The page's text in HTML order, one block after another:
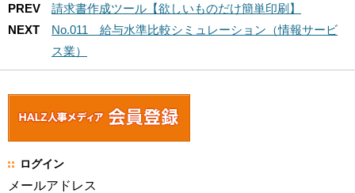
PREV
請求書作成ツール【欲しいものだけ簡単印刷】
NEXT
No.011 給与水準比較シミュレーション（情報サービ
ス業）
ログイン
メールアドレス